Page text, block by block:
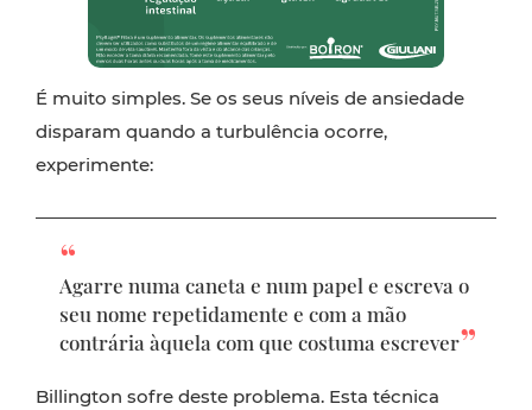
É muito simples. Se os seus níveis de ansiedade
disparam quando a turbulência ocorre,
experimente:
Agarre numa caneta e num papel e escreva o
seu nome repetidamente e com a mão
contrária àquela com que costuma escrever
Billington sofre deste problema. Esta técnica